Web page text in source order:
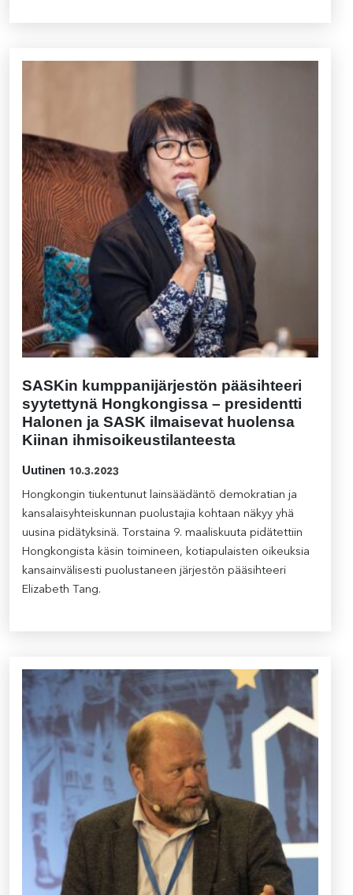
SASKin kumppanijärjestön pääsihteeri
syytettynä Hongkongissa – presidentti
Halonen ja SASK ilmaisevat huolensa
Kiinan ihmisoikeustilanteesta
Uutinen 10.3.2023
Hongkongin tiukentunut lainsäädäntö demokratian ja
kansalaisyhteiskunnan puolustajia kohtaan näkyy yhä
uusina pidätyksinä. Torstaina 9. maaliskuuta pidätettiin
Hongkongista käsin toimineen, kotiapulaisten oikeuksia
kansainvälisesti puolustaneen järjestön pääsihteeri
Elizabeth Tang.